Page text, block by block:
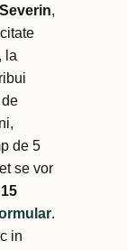
,
la
de 5
se vor
.
in